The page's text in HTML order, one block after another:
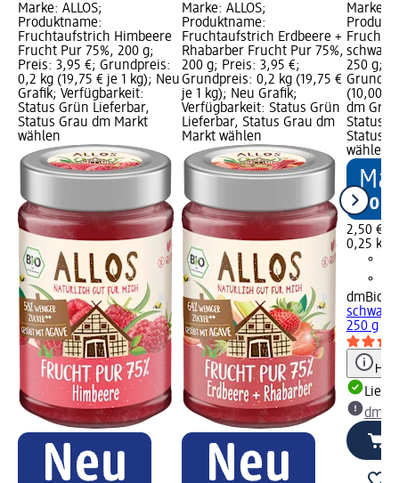
Marke: ALLOS;
Produktname:
Fruchtaufstrich Himbeere
Frucht Pur 75%, 200 g;
Preis: 3,95 €; Grundpreis:
0,2 kg (19,75 € je 1 kg); Neu
Grafik; Verfügbarkeit:
Status Grün Lieferbar,
Status Grau dm Markt
wählen
Marke: ALLOS;
Produktname:
Fruchtaufstrich Erdbeere +
Rhabarber Frucht Pur 75%,
200 g; Preis: 3,95 €;
Grundpreis: 0,2 kg (19,75 €
je 1 kg); Neu Grafik;
Verfügbarkeit: Status Grün
Lieferbar, Status Grau dm
Markt wählen
Marke:
250 g;
(10,00 €
dm
Status
Status
wählen
2,50 €
0,25 kg
dmBio
250 g
dm